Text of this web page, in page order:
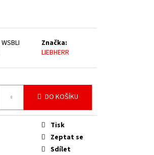
WSBLI
Značka:
LIEBHERR
DO KOŠÍKU
Tisk
Zeptat se
Sdílet